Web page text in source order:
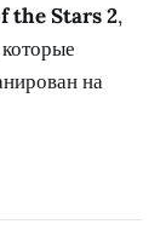
the Stars 2,
на